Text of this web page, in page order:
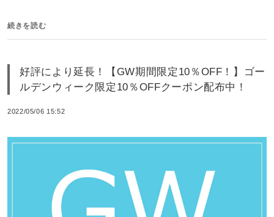
続きを読む
好評により延長！【GW期間限定10％OFF！】ゴー
ルデンウィーク限定10％OFFクーポン配布中！
2022/05/06 15:52